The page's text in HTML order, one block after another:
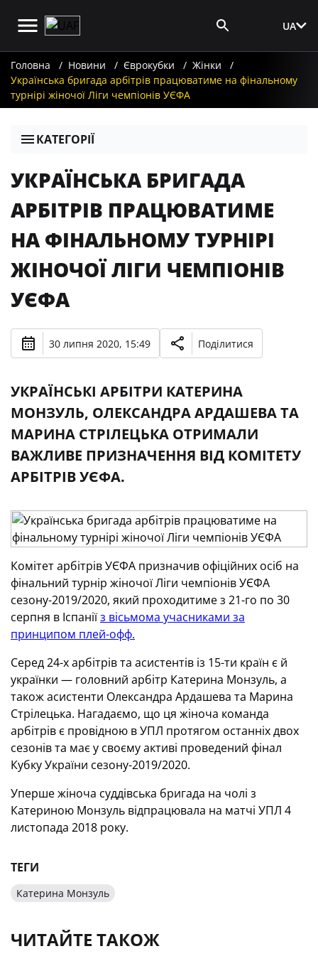
UA
Головна Новини Єврокубки
Жінки
Українська бригада арбітрів працюватиме на фінальному
турнірі жіночої Ліги чемпіонів УЄФА
КАТЕГОРІЇ
УКРАЇНСЬКА БРИГАДА
АРБІТРІВ ПРАЦЮВАТИМЕ
НА ФІНАЛЬНОМУ ТУРНІРІ
ЖІНОЧОЇ ЛІГИ ЧЕМПІОНІВ
УЄФА
30 липня 2020, 15:49 Поділитися
УКРАЇНСЬКІ АРБІТРИ КАТЕРИНА
МОНЗУЛЬ, ОЛЕКСАНДРА АРДАШЕВА ТА
МАРИНА СТРІЛЕЦЬКА ОТРИМАЛИ
ВАЖЛИВЕ ПРИЗНАЧЕННЯ ВІД КОМІТЕТУ
АРБІТРІВ УЄФА.
Комітет арбітрів УЄФА призначив офіційних осіб на
фінальний турнір жіночої Ліги чемпіонів УЄФА
сезону-2019/2020, який проходитиме з 21-го по 30
серпня в Іспаніїз вісьмома учасниками за
принципом плей-офф.
Серед 24-х арбітрів та асистентів із 15-ти країн є й
українки — головний арбітр Катерина Монзуль, а
також асистенти Олександра Ардашева та Марина
Стрілецька. Нагадаємо, що ця жіноча команда
арбітрів є провідною в УПЛ протягом останніх двох
сезонів та має у своєму активі проведений фінал
Кубку України сезону-2019/2020.
Уперше жіноча суддівська бригада на чолі з
Катериною Монзуль відпрацювала на матчі УПЛ 4
листопада 2018 року.
ТЕГИ
Катерина Монзуль
ЧИТАЙТЕ ТАКОЖ